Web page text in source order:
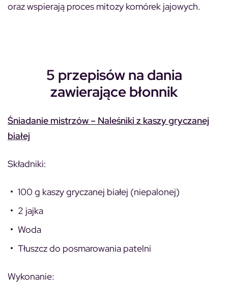
oraz wspierają proces mitozy komórek jajowych.
5 przepisów na dania
zawierające błonnik
Śniadanie mistrzów – Naleśniki z kaszy gryczanej
białej
Składniki:
100 g kaszy gryczanej białej (niepalonej)
2 jajka
Woda
Tłuszcz do posmarowania patelni
Wykonanie: